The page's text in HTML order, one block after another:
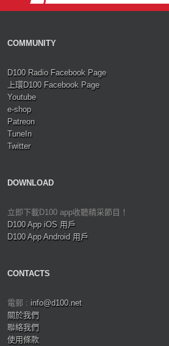
COMMUNITY
D100 Radio Facebook Page
上環D100 Facebook Page
Youtube
e-shop
Patreon
TuneIn
Twitter
DOWNLOAD
立即下載D100 app收聽精采節目！
D100 App iOS 用戶
D100 App Android 用戶
CONTACTS
電郵 : info@d100.net
關於我們
聯絡我們
使用條款